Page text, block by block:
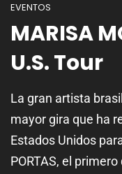
EVENTOS
MARISA
U.S. Tour
La gran artista
mayor gira que ha
Estados Unidos
PORTAS, el